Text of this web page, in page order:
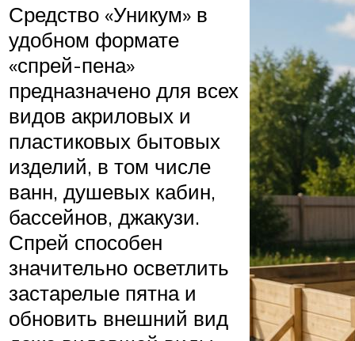
Средство «Уникум» в
удобном формате
«спрей-пена»
предназначено для всех
видов акриловых и
пластиковых бытовых
изделий, в том числе
ванн, душевых кабин,
бассейнов, джакузи.
Спрей способен
значительно осветлить
застарелые пятна и
обновить внешний вид